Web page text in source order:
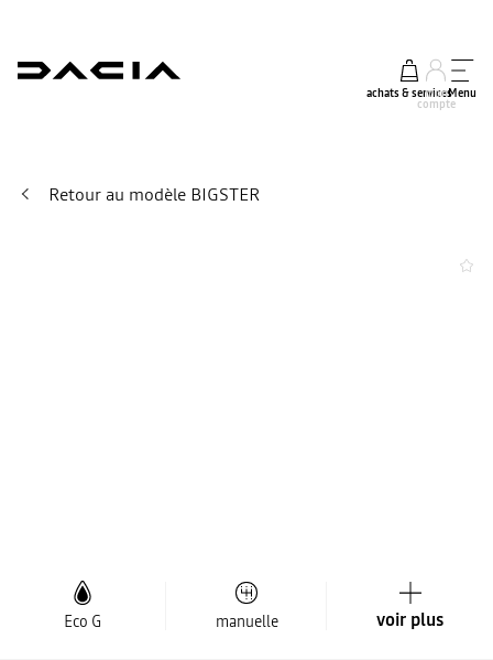
achats & services
mon
compte
Menu
Retour au modèle BIGSTER
Eco G manuelle voir plus